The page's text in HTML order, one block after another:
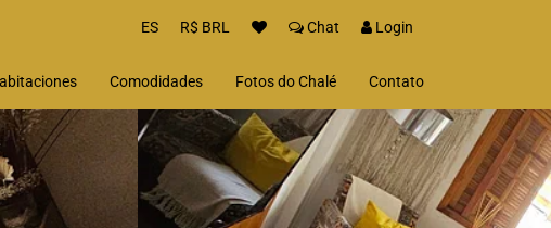
ES R$ BRL Chat Login
Comodidades Fotos do Chalé Contato